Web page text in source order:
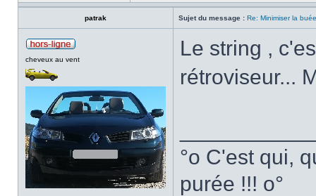
patrak Sujet du message : Re: Minimiser la
cheveux au vent
Le string ,
rétroviseur...
°o C'est qui,
purée !!! o°